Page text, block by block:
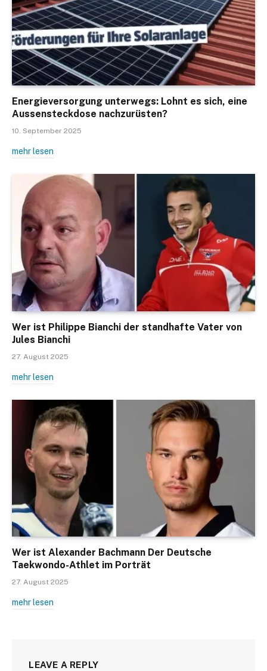
Energieversorgung unterwegs: Lohnt es sich, eine
Aussensteckdose nachzurüsten?
10. September 2025
mehr lesen
Wer ist Philippe Bianchi der standhafte Vater von
Jules Bianchi
27. August 2025
mehr lesen
Wer ist Alexander Bachmann Der Deutsche
Taekwondo-Athlet im Porträt
27. August 2025
mehr lesen
LEAVE A REPLY